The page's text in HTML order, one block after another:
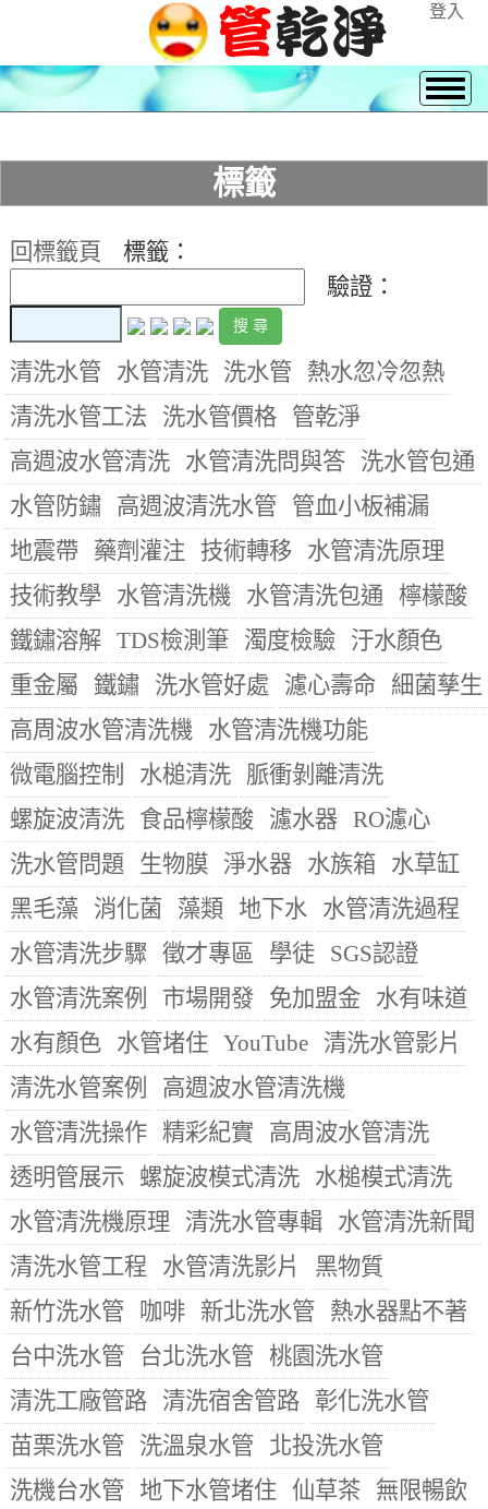
登入
標籤
回標籤頁
標籤：
驗證：
清洗水管 水管清洗 洗水管
熱水忽冷忽熱
清洗水管工法
洗水管價格
管乾淨
高週波水管清洗
水管清洗問與答
洗水管包通
水管防鏽
高週波清洗水管
管血小板補漏
地震帶
藥劑灌注 技術轉移
水管清洗原理
技術教學
水管清洗機 水管清洗包通
檸檬酸
鐵鏽溶解 TDS檢測筆 濁度檢驗
汙水顏色
重金屬
鐵鏽 洗水管好處 濾心壽命
細菌孳生
高周波水管清洗機
水管清洗機功能
微電腦控制
水槌清洗
脈衝剝離清洗
螺旋波清洗
食品檸檬酸 濾水器 RO濾心
洗水管問題
生物膜 淨水器 水族箱
水草缸
黑毛藻
消化菌 藻類 地下水
水管清洗過程
水管清洗步驟 徵才專區 學徒
SGS認證
水管清洗案例
市場開發 免加盟金
水有味道
水有顏色
水管堵住 YouTube
清洗水管影片
清洗水管案例
高週波水管清洗機
水管清洗操作 精彩紀實
高周波水管清洗
透明管展示
螺旋波模式清洗
水槌模式清洗
水管清洗機原理
清洗水管專輯
水管清洗新聞
清洗水管工程
水管清洗影片
黑物質
新竹洗水管
咖啡 新北洗水管
熱水器點不著
台中洗水管
台北洗水管
桃園洗水管
清洗工廠管路
清洗宿舍管路
彰化洗水管
苗栗洗水管
洗溫泉水管
北投洗水管
洗機台水管
地下水管堵住 仙草茶
無限暢飲